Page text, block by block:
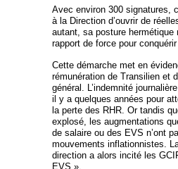
Avec environ 300 signatures,
à la Direction d’ouvrir de
autant, sa posture hermétique
rapport de force pour
Cette démarche met en
rémunération de Transilien et
général. L’indemnité
il y a quelques années pour
la perte des RHR. Or tandis
explosé, les augmentations
de salaire ou des EVS n’ont
mouvements inflationnistes.
direction a alors incité les
EVS ».